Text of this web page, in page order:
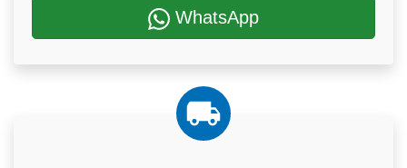
WhatsApp